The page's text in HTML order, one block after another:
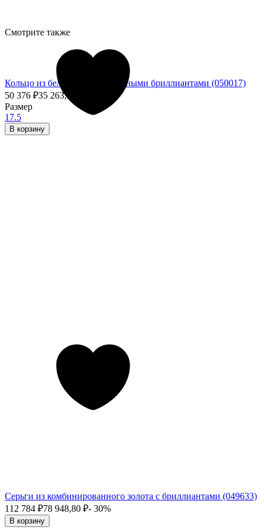
Кольцо из белого золота с чёрными бриллиантами (050017)
50 376 ₽35 263,20
Размер
17.5
В корзину
Смотрите также
Серьги из комбинированного золота с бриллиантами (049633)
112 784 ₽78 948,80 ₽- 30%
В корзину